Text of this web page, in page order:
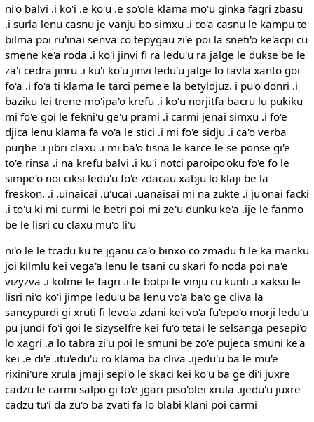
ni'o balvi .i ko'i .e ko'u .e so'ole klama mo'u ginka fagri zbasu
.i surla lenu casnu je vanju bo simxu .i co'a casnu le kampu te
bilma poi ru'inai senva co tepygau zi'e poi la sneti'o ke'acpi cu
smene ke'a roda .i ko'i jinvi fi ra ledu'u ra jalge le dukse be le
za'i cedra jinru .i ku'i ko'u jinvi ledu'u jalge lo tavla xanto goi
fo'a .i fo'a ti klama le tarci peme'e la betyldjuz. i pu'o donri .i
baziku lei trene mo'ipa'o krefu .i ko'u norjitfa bacru lu pukiku
mi fo'e goi le fekni'u ge'u prami .i carmi jenai simxu .i fo'e
djica lenu klama fa vo'a le stici .i mi fo'e sidju .i ca'o verba
purjbe .i jibri claxu .i mi ba'o tisna le karce le se ponse gi'e
to'e rinsa .i na krefu balvi .i ku'i notci paroipo'oku fo'e fo le
simpe'o noi ciksi ledu'u fo'e zdacau xabju lo klaji be la
freskon. .i .uinaicai .u'ucai .uanaisai mi na zukte .i ju'onai facki
.i to'u ki mi curmi le betri poi mi ze'u dunku ke'a .ije le fanmo
be le lisri cu claxu mu'o li'u
ni'o le le tcadu ku te jganu ca'o binxo co zmadu fi le ka manku
joi kilmlu kei vega'a lenu le tsani cu skari fo noda poi na'e
vizyzva .i kolme le fagri .i le botpi le vinju cu kunti .i xaksu le
lisri ni'o ko'i jimpe ledu'u ba lenu vo'a ba'o ge cliva la
sancypurdi gi xruti fi levo'a zdani kei vo'a fu'epo'o morji ledu'u
pu jundi fo'i goi le sizyselfre kei fu'o tetai le selsanga pesepi'o
lo xagri .a lo tabra zi'u poi le smuni be zo'e pujeca smuni ke'a
kei .e di'e .itu'edu'u ro klama ba cliva .ijedu'u ba le mu'e
rixini'ure xrula jmaji sepi'o le skaci kei ko'u ba ge di'i juxre
cadzu le carmi salpo gi to'e jgari piso'olei xrula .ijedu'u juxre
cadzu tu'i da zu'o ba zvati fa lo blabi klani poi carmi